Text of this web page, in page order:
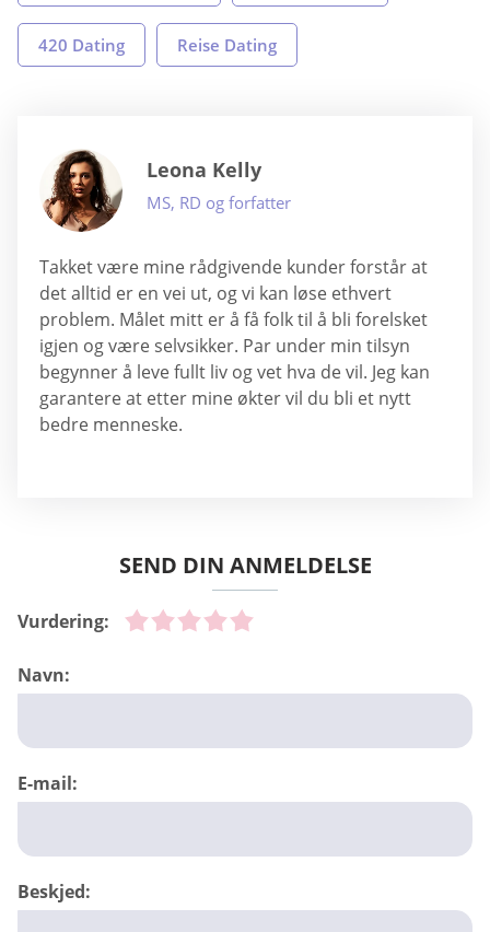
420 Dating Reise Dating
Leona Kelly
MS, RD og forfatter
Takket være mine rådgivende kunder forstår at
det alltid er en vei ut, og vi kan løse ethvert
problem. Målet mitt er å få folk til å bli forelsket
igjen og være selvsikker. Par under min tilsyn
begynner å leve fullt liv og vet hva de vil. Jeg kan
garantere at etter mine økter vil du bli et nytt
bedre menneske.
SEND DIN ANMELDELSE
Vurdering:
Navn:
E-mail:
Beskjed: